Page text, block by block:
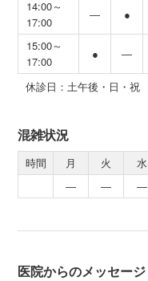
14:00～
17:00
― ●
15:00～
17:00
● ―
休診日：土午後・日・祝
混雑状況
時間 月 火 水
―
― ―
医院からのメッセージ